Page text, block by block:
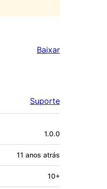
Baixar
Suporte
1.0.0
11 anos atrás
10+